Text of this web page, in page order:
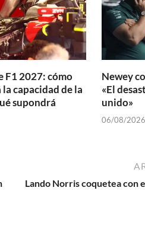
F1 2027: cómo
capacidad de la
supondrá
Newey
«El
unido»
06/08/2026
Lando Norris coquetea con